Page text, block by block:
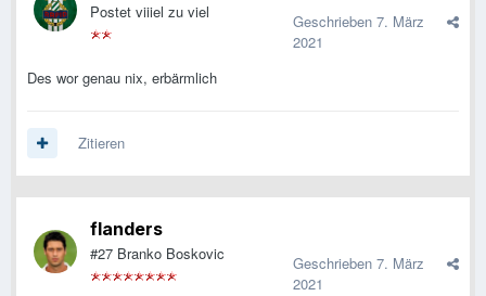
Postet viiiel zu viel Geschrieben 7. März
2021
Des wor genau nix, erbärmlich
Zitieren
flanders
#27 Branko Boskovic Geschrieben 7. März
2021